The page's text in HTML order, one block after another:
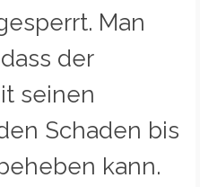
Man
der
seinen
Schaden bis
kann.